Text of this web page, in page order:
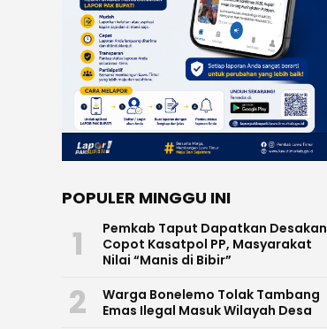
POPULER MINGGU INI
1
Pemkab Taput Dapatkan Desakan
Copot Kasatpol PP, Masyarakat
Nilai “Manis di Bibir”
2
Warga Bonelemo Tolak Tambang
Emas Ilegal Masuk Wilayah Desa